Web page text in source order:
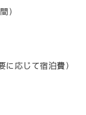
）
に応じて宿泊費）